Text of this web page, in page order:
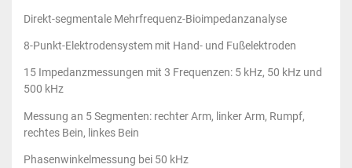
Direkt-segmentale Mehrfrequenz-Bioimpedanzanalyse
8-Punkt-Elektrodensystem mit Hand- und Fußelektroden
15 Impedanzmessungen mit 3 Frequenzen: 5 kHz, 50 kHz und
500 kHz
Messung an 5 Segmenten: rechter Arm, linker Arm, Rumpf,
rechtes Bein, linkes Bein
Phasenwinkelmessung bei 50 kHz